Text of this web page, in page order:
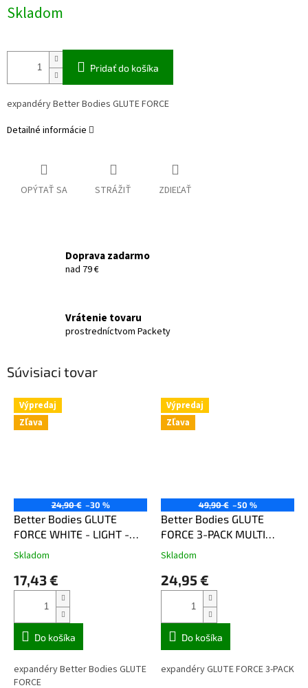
cena:
Skladom
Pridať do košíka
expandéry Better Bodies GLUTE FORCE
Detailné informácie
OPÝTAŤ SA STRÁŽIŤ ZDIEĽAŤ
Doprava zadarmo
nad 79 €
Vrátenie tovaru
prostredníctvom Packety
Súvisiaci tovar
Výpredaj
Zľava
24,90 € –30 %
Better Bodies GLUTE
FORCE WHITE - LIGHT -
expandér Better Bodies
Skladom
17,43 €
Do košíka
expandéry Better Bodies GLUTE
FORCE
Výpredaj
Zľava
49,90 € –50 %
Better Bodies GLUTE
FORCE 3-PACK MULTI
COMBO – expandéry
Skladom
24,95 €
Do košíka
expandéry GLUTE FORCE 3-PACK